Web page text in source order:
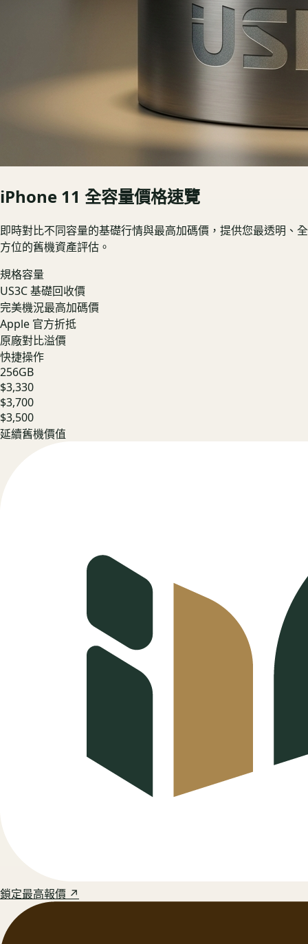
iPhone 11 全容量價格速覽
即時對比不同容量的基礎行情與最高加碼價，提供您最透明、全
方位的舊機資產評估。
規格容量
US3C 基礎回收價
完美機況最高加碼價
Apple 官方折抵
原廠對比溢價
快捷操作
256GB
$3,330
$3,700
$3,500
延續舊機價值
鎖定最高報價 ↗